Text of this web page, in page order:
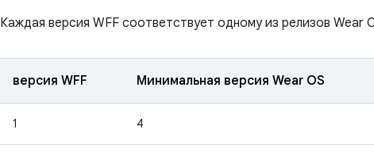
Каждая версия WFF соответствует одному из релизов Wear
версия WFF Минимальная версия Wear OS
1 4